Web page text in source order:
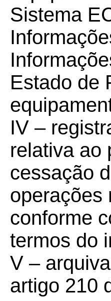
Sistema
Estado de
IV –
relativa ao
cessação
operações
conforme
termos do
V –
artigo 210